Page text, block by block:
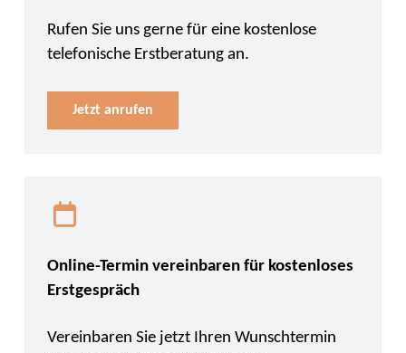
Rufen Sie uns gerne für eine kostenlose
telefonische Erstberatung an.
Jetzt anrufen
Online-Termin vereinbaren für kostenloses
Erstgespräch
Vereinbaren Sie jetzt Ihren Wunschtermin